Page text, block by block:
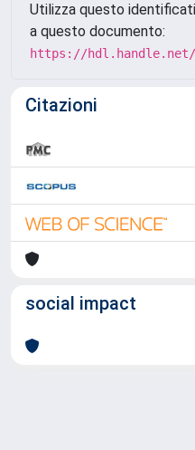
Utilizza questo
a questo documento:
https://hdl.handle.net/
Citazioni
social impact